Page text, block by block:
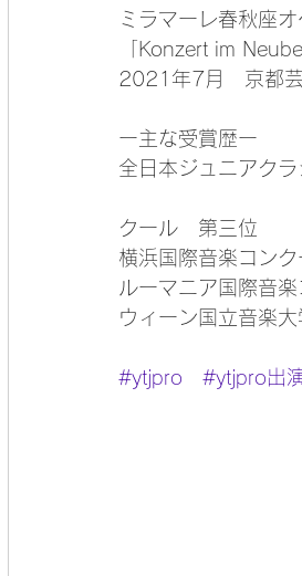
ミラマーレ春秋座
「Konzert im
2021年7月　京都
ー主な受賞歴ー
全日本ジュニアク
クール　第三位
横浜国際音楽コン
ルーマニア国際音
ウィーン国立音楽
#ytjpro #ytjpro出